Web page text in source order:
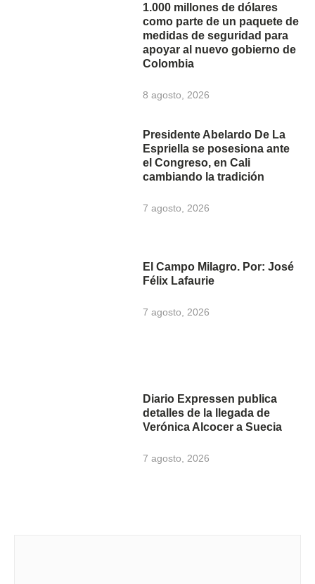
1.000 millones de dólares
como parte de un paquete de
medidas de seguridad para
apoyar al nuevo gobierno de
Colombia
8 agosto, 2026
Presidente Abelardo De La
Espriella se posesiona ante
el Congreso, en Cali
cambiando la tradición
7 agosto, 2026
El Campo Milagro. Por: José
Félix Lafaurie
7 agosto, 2026
Diario Expressen publica
detalles de la llegada de
Verónica Alcocer a Suecia
7 agosto, 2026